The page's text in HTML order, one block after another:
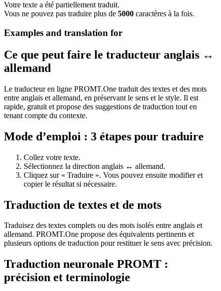
Votre texte a été partiellement traduit.
Vous ne pouvez pas traduire plus de 5000 caractères à la fois.
Examples and translation for
Ce que peut faire le traducteur anglais ↔
allemand
Le traducteur en ligne PROMT.One traduit des textes et des mots
entre anglais et allemand, en préservant le sens et le style. Il est
rapide, gratuit et propose des suggestions de traduction tout en
tenant compte du contexte.
Mode d’emploi : 3 étapes pour traduire
Collez votre texte.
Sélectionnez la direction anglais ↔ allemand.
Cliquez sur « Traduire ». Vous pouvez ensuite modifier et
copier le résultat si nécessaire.
Traduction de textes et de mots
Traduisez des textes complets ou des mots isolés entre anglais et
allemand. PROMT.One propose des équivalents pertinents et
plusieurs options de traduction pour restituer le sens avec précision.
Traduction neuronale PROMT :
précision et terminologie